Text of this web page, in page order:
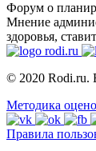
Форум о
Мнение
здоровья,
© 2020 Rodi.ru.
Методика
Правила